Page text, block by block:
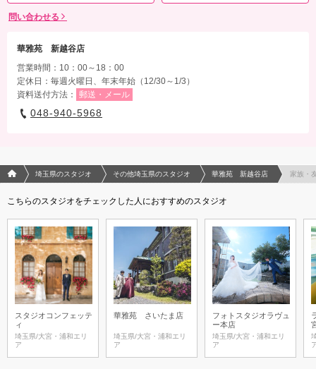
問い合わせる
華雅苑 新越谷店
営業時間：10：00～18：00
定休日：毎週火曜日、年末年始（12/30～1/3）
資料送付方法：
郵送・メール
048-940-5968
フォトウエディング/結婚写真のPhotorait ホーム
埼玉県のスタジオ その他埼玉県のスタジオ 華雅苑 新越谷店 家族・
こちらのスタジオをチェックした人におすすめのスタジオ
スタジオコンフェッテ
ィ
埼玉県/大宮・浦和エリ
ア
華雅苑 さいたま店
埼玉県/大宮・浦和エリ
ア
フォトスタジオラヴュ
ー本店
埼玉県/大宮・浦和エリ
ア